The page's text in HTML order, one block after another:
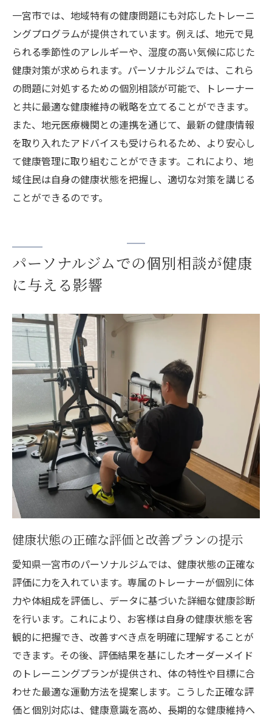
一宮市では、地域特有の健康問題にも対応したトレーニ
ングプログラムが提供されています。例えば、地元で見
られる季節性のアレルギーや、湿度の高い気候に応じた
健康対策が求められます。パーソナルジムでは、これら
の問題に対処するための個別相談が可能で、トレーナー
と共に最適な健康維持の戦略を立てることができます。
また、地元医療機関との連携を通じて、最新の健康情報
を取り入れたアドバイスも受けられるため、より安心し
て健康管理に取り組むことができます。これにより、地
域住民は自身の健康状態を把握し、適切な対策を講じる
ことができるのです。
パーソナルジムでの個別相談が健康
に与える影響
健康状態の正確な評価と改善プランの提示
愛知県一宮市のパーソナルジムでは、健康状態の正確な
評価に力を入れています。専属のトレーナーが個別に体
力や体組成を評価し、データに基づいた詳細な健康診断
を行います。これにより、お客様は自身の健康状態を客
観的に把握でき、改善すべき点を明確に理解することが
できます。その後、評価結果を基にしたオーダーメイド
のトレーニングプランが提供され、体の特性や目標に合
わせた最適な運動方法を提案します。こうした正確な評
価と個別対応は、健康意識を高め、長期的な健康維持へ